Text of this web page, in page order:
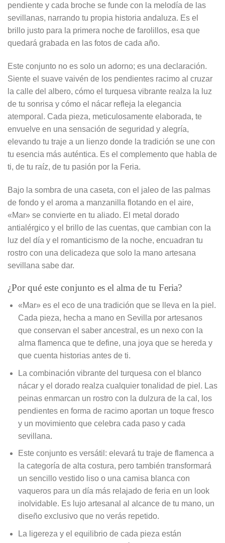
pendiente y cada broche se funde con la melodía de las
sevillanas, narrando tu propia historia andaluza. Es el
brillo justo para la primera noche de farolillos, esa que
quedará grabada en las fotos de cada año.
Este conjunto no es solo un adorno; es una declaración.
Siente el suave vaivén de los pendientes racimo al cruzar
la calle del albero, cómo el turquesa vibrante realza la luz
de tu sonrisa y cómo el nácar refleja la elegancia
atemporal. Cada pieza, meticulosamente elaborada, te
envuelve en una sensación de seguridad y alegría,
elevando tu traje a un lienzo donde la tradición se une con
tu esencia más auténtica. Es el complemento que habla de
ti, de tu raíz, de tu pasión por la Feria.
Bajo la sombra de una caseta, con el jaleo de las palmas
de fondo y el aroma a manzanilla flotando en el aire,
«Mar» se convierte en tu aliado. El metal dorado
antialérgico y el brillo de las cuentas, que cambian con la
luz del día y el romanticismo de la noche, encuadran tu
rostro con una delicadeza que solo la mano artesana
sevillana sabe dar.
¿Por qué este conjunto es el alma de tu Feria?
«Mar» es el eco de una tradición que se lleva en la piel.
Cada pieza, hecha a mano en Sevilla por artesanos
que conservan el saber ancestral, es un nexo con la
alma flamenca que te define, una joya que se hereda y
que cuenta historias antes de ti.
La combinación vibrante del turquesa con el blanco
nácar y el dorado realza cualquier tonalidad de piel. Las
peinas enmarcan un rostro con la dulzura de la cal, los
pendientes en forma de racimo aportan un toque fresco
y un movimiento que celebra cada paso y cada
sevillana.
Este conjunto es versátil: elevará tu traje de flamenca a
la categoría de alta costura, pero también transformará
un sencillo vestido liso o una camisa blanca con
vaqueros para un día más relajado de feria en un look
inolvidable. Es lujo artesanal al alcance de tu mano, un
diseño exclusivo que no verás repetido.
La ligereza y el equilibrio de cada pieza están